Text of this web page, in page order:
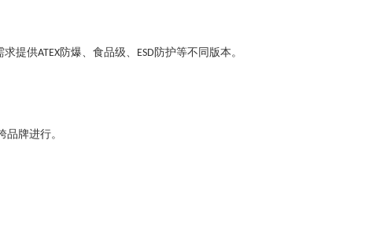
求提供ATEX防爆、食品级、 ESD防护等不同版本。
牌进行。